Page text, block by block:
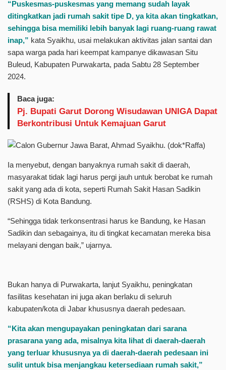
“Puskesmas-puskesmas yang memang sudah layak
ditingkatkan jadi rumah sakit tipe D, ya kita akan tingkatkan,
sehingga bisa memiliki lebih banyak lagi ruang-ruang rawat
inap,” kata Syaikhu, usai melakukan aktivitas jalan santai dan
sapa warga pada hari keempat kampanye dikawasan Situ
Buleud, Kabupaten Purwakarta, pada Sabtu 28 September
2024.
Baca juga:
Pj. Bupati Garut Dorong Wisudawan UNIGA Dapat
Berkontribusi Untuk Kemajuan Garut
Ia menyebut, dengan banyaknya rumah sakit di daerah,
masyarakat tidak lagi harus pergi jauh untuk berobat ke rumah
sakit yang ada di kota, seperti Rumah Sakit Hasan Sadikin
(RSHS) di Kota Bandung.
“Sehingga tidak terkonsentrasi harus ke Bandung, ke Hasan
Sadikin dan sebagainya, itu di tingkat kecamatan mereka bisa
melayani dengan baik,” ujarnya.
Bukan hanya di Purwakarta, lanjut Syaikhu, peningkatan
fasilitas kesehatan ini juga akan berlaku di seluruh
kabupaten/kota di Jabar khususnya daerah pedesaan.
“Kita akan mengupayakan peningkatan dari sarana
prasarana yang ada, misalnya kita lihat di daerah-daerah
yang terluar khususnya ya di daerah-daerah pedesaan ini
sulit untuk bisa menjangkau ketersediaan rumah sakit,”